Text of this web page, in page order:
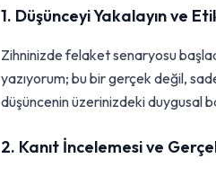
1. Düşünceyi Yakalayın ve
Zihninizde felaket senaryosu
yazıyorum; bu bir gerçek değil,
düşüncenin üzerinizdeki duygusal
2. Kanıt İncelemesi ve